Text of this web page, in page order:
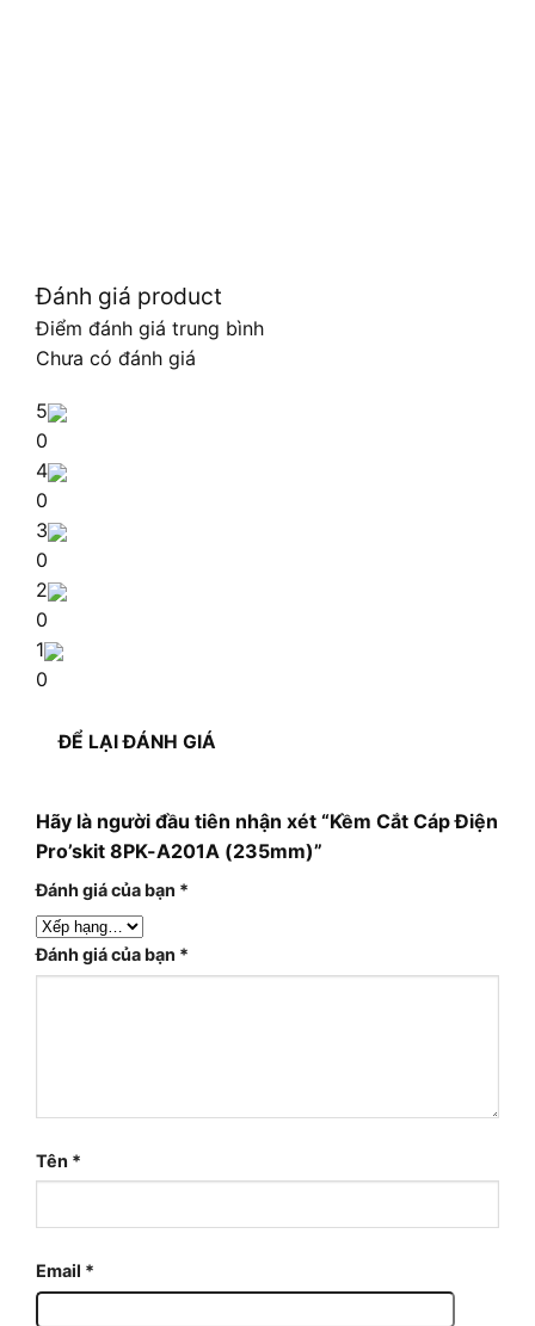
Đánh giá product
Điểm đánh giá trung bình
Chưa có đánh giá
5
0
4
0
3
0
2
0
1
0
ĐỂ LẠI ĐÁNH GIÁ
Hãy là người đầu tiên nhận xét “Kềm Cắt Cáp Điện
Pro’skit 8PK-A201A (235mm)”
Đánh giá của bạn *
Đánh giá của bạn *
Tên *
Email *